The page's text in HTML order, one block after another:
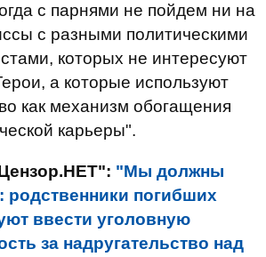
с парнями не пойдем ни на
с разными политическими
которых не интересуют
а которые используют
как механизм обогащения
карьеры".
"Мы должны
родственники погибших
ввести уголовную
за надругательство над